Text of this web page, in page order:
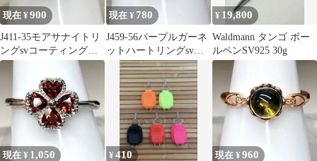
現在 ¥900
J411-35モアサナイトリ
ングsvコーティングフ
リーサイズ
現在 ¥ 780
J459-56パープルガーネ
ットハートリングsvコ
ーティングフリーサイ
¥ 19,800
Waldmann タンゴ ボー
ルペンSV925 30g
現在 ¥ 1,050 ¥410 現在 ¥960